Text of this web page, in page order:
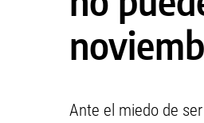
Ante el miedo de